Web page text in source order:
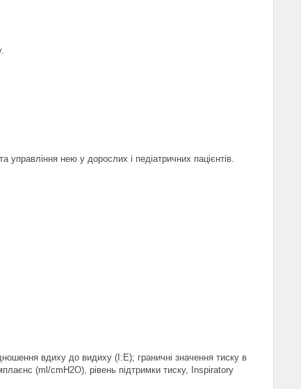
управління нею у дорослих і педіатричних пацієнтів.
вдиху до видиху (I:E); граничні значення тиску в
(ml/cmH2O), рівень підтримки тиску, Inspiratory